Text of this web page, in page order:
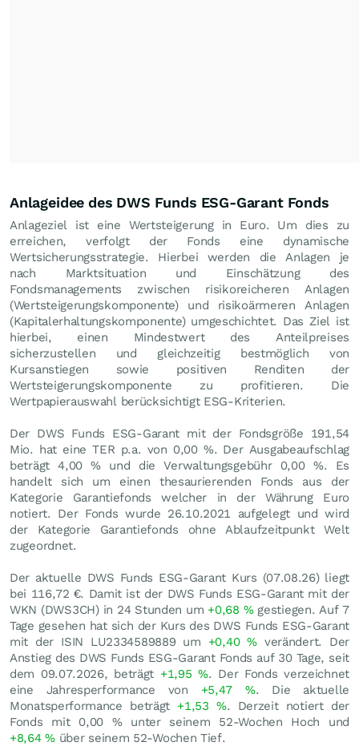
Anlageidee des DWS Funds ESG-Garant Fonds
Anlageziel ist eine Wertsteigerung in Euro. Um dies zu
erreichen, verfolgt der Fonds eine dynamische
Wertsicherungsstrategie. Hierbei werden die Anlagen je
nach Marktsituation und Einschätzung des
Fondsmanagements zwischen risikoreicheren Anlagen
(Wertsteigerungskomponente) und risikoärmeren Anlagen
(Kapitalerhaltungskomponente) umgeschichtet. Das Ziel ist
hierbei, einen Mindestwert des Anteilpreises
sicherzustellen und gleichzeitig bestmöglich von
Kursanstiegen sowie positiven Renditen der
Wertsteigerungskomponente zu profitieren. Die
Wertpapierauswahl berücksichtigt ESG-Kriterien.
Der DWS Funds ESG-Garant mit der Fondsgröße 191,54
Mio. hat eine TER p.a. von 0,00 %. Der Ausgabeaufschlag
beträgt 4,00 % und die Verwaltungsgebühr 0,00 %. Es
handelt sich um einen thesaurierenden Fonds aus der
Kategorie Garantiefonds welcher in der Währung Euro
notiert. Der Fonds wurde 26.10.2021 aufgelegt und wird
der Kategorie Garantiefonds ohne Ablaufzeitpunkt Welt
zugeordnet.
Der aktuelle DWS Funds ESG-Garant Kurs (07.08.26) liegt
bei 116,72 €. Damit ist der DWS Funds ESG-Garant mit der
WKN (DWS3CH) in 24 Stunden um +0,68 %gestiegen. Auf 7
Tage gesehen hat sich der Kurs des DWS Funds ESG-Garant
mit der ISIN LU2334589889 um +0,40%verändert. Der
Anstieg des DWS Funds ESG-Garant Fonds auf 30 Tage, seit
dem 09.07.2026, beträgt +1,95%. Der Fonds verzeichnet
eine Jahresperformance von +5,47%. Die aktuelle
Monatsperformance beträgt +1,53 %. Derzeit notiert der
Fonds mit 0,00 %unter seinem 52-Wochen Hoch und
+8,64%über seinem 52-Wochen Tief.